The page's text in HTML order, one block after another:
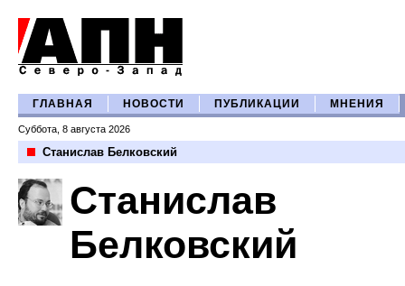
ГЛАВНАЯ НОВОСТИ ПУБЛИКАЦИИ МНЕНИЯ
Суббота, 8 августа 2026
Станислав Белковский
Станислав
Белковский